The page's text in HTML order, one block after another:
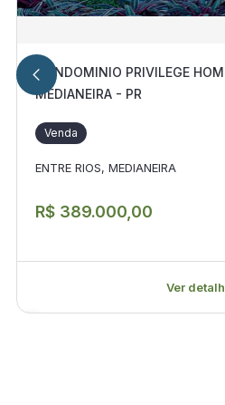
CONDOMINIO PRIVILEGE
MEDIANEIRA - PR
Venda
ENTRE RIOS, MEDIANEIRA
R$ 389.000,00
Ver